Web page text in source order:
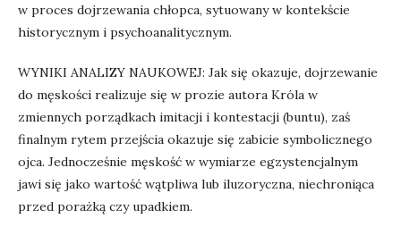
w proces dojrzewania chłopca, sytuowany w kontekście
historycznym i psychoanalitycznym.
WYNIKI ANALIZY NAUKOWEJ: Jak się okazuje, dojrzewanie
do męskości realizuje się w prozie autora Króla w
zmiennych porządkach imitacji i kontestacji (buntu), zaś
finalnym rytem przejścia okazuje się zabicie symbolicznego
ojca. Jednocześnie męskość w wymiarze egzystencjalnym
jawi się jako wartość wątpliwa lub iluzoryczna, niechroniąca
przed porażką czy upadkiem.